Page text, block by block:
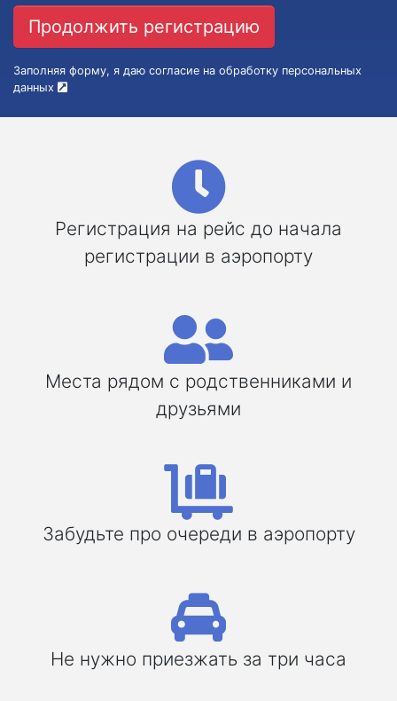
Заполняя форму, я даю согласие на обработку персональных
данных
Регистрация на рейс до начала
регистрации в аэропорту
Места рядом с родственниками и
друзьями
Забудьте про очереди в аэропорту
Не нужно приезжать за три часа